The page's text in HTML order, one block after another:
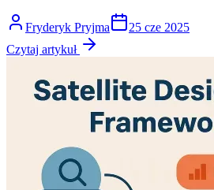
Fryderyk Pryjma
25 cze 2025
Czytaj artykuł